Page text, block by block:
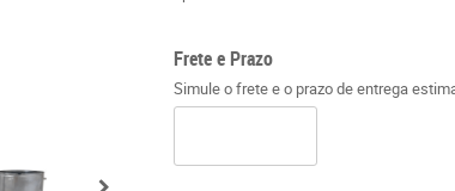
Frete e Prazo
Simule o frete e o prazo de entrega